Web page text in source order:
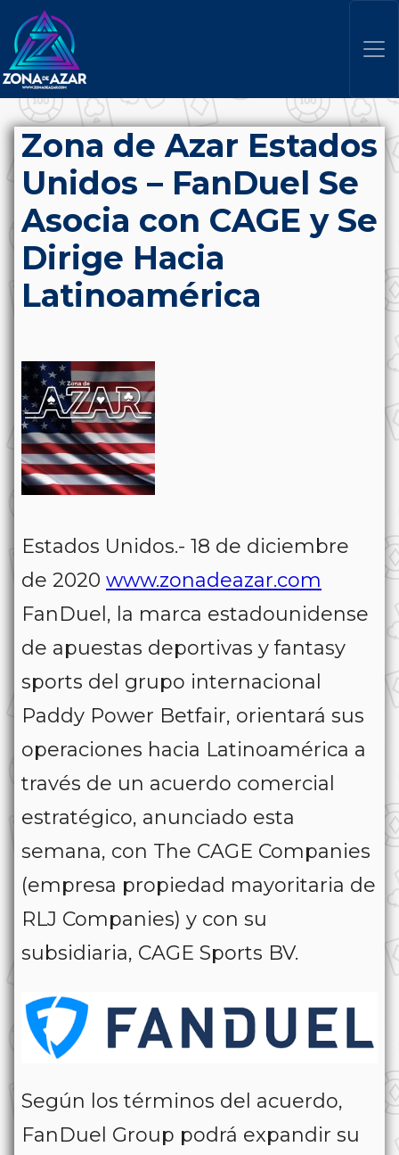
Zona de Azar Estados
Unidos – FanDuel Se
Asocia con CAGE y Se
Dirige Hacia
Latinoamérica
Estados Unidos.- 18 de diciembre
de 2020 www.zonadeazar.com
FanDuel, la marca estadounidense
de apuestas deportivas y fantasy
sports del grupo internacional
Paddy Power Betfair, orientará sus
operaciones hacia Latinoamérica a
través de un acuerdo comercial
estratégico, anunciado esta
semana, con The CAGE Companies
(empresa propiedad mayoritaria de
RLJ Companies) y con su
subsidiaria, CAGE Sports BV.
Según los términos del acuerdo,
FanDuel Group podrá expandir su